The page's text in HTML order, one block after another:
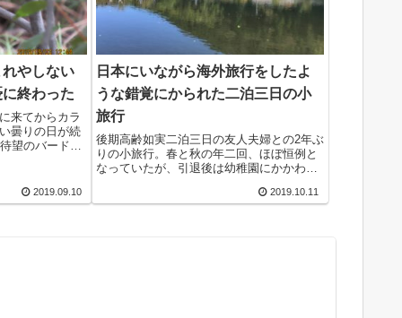
やしない
終わった
来てからカラ
曇りの日が続
望のバードウ
“ラザロ村”と
2019.09.10
日本にいながら海外旅行をしたよ
うな錯覚にかられた二泊三日の小
旅行
後期高齢如実二泊三日の友人夫婦との2年ぶ
りの小旅行。春と秋の年二回、ほぼ恒例と
なっていたが、引退後は幼稚園にかかわる
った。バチカン大使からは「完全自由」を
2019.10.11